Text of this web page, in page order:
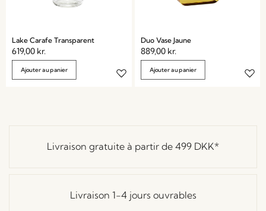
Lake Carafe Transparent
619,00 kr.
Ajouter au panier
Duo Vase Jaune
889,00 kr.
Ajouter au panier
Livraison gratuite à partir de 499 DKK*
Livraison 1-4 jours ouvrables